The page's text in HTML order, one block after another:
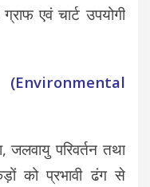
एवं चार्ट उपयोगी
परिवर्तन तथा
को प्रभावी ढंग से